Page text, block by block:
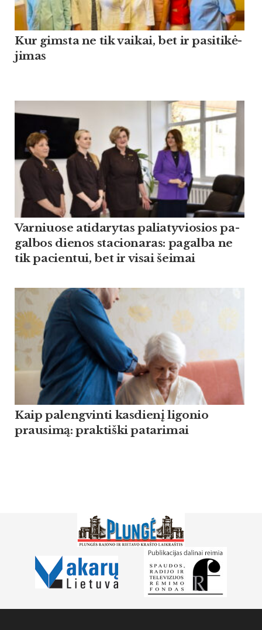
Kur gims­ta ne tik vai­kai, bet ir pa­si­ti­kė­
ji­mas
Var­niuo­se ati­da­ry­tas pa­lia­ty­vio­sios pa­
gal­bos die­nos sta­cio­na­ras: pa­gal­ba ne
tik pa­cien­tui, bet ir vi­sai šei­mai
Kaip palengvinti kasdienį ligonio
prausimą: praktiški patarimai